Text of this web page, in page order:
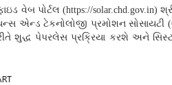
વેબ પોર્ટલ (https://solar.chd.gov.in)
એન્ડ ટેકનોલોજી પ્રમોશન સોસાયટી
શુદ્ધ પેપરલેસ પ્રક્રિયા કરશે અને